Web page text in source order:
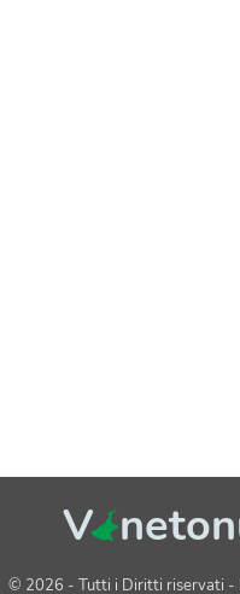
V
© 2026 - Tutti i Diritti riservati -